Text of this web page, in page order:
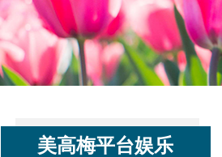
美高梅平台娱乐